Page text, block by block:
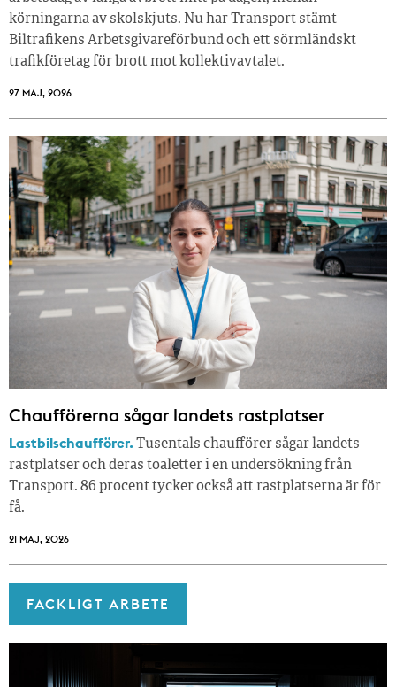
körningarna av skolskjuts. Nu har Transport stämt
Biltrafikens Arbetsgivareförbund och ett sörmländskt
trafikföretag för brott mot kollektivavtalet.
27 MAJ, 2026
Chaufförerna sågar landets rastplatser
Lastbilschaufförer.Tusentals chaufförer sågar landets
rastplatser och deras toaletter i en undersökning från
Transport. 86 procent tycker också att rastplatserna är för
få.
21 MAJ, 2026
FACKLIGT ARBETE